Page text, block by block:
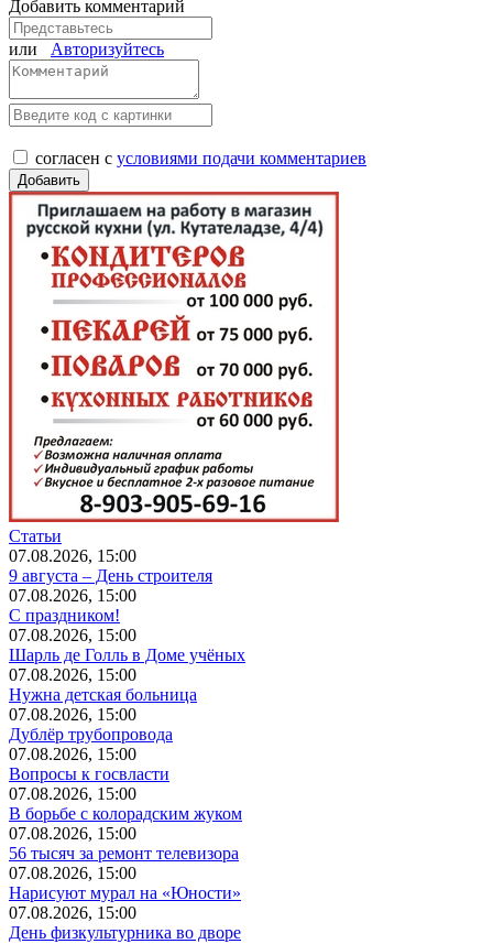
Добавить комментарий
или Авторизуйтесь
согласен с условиями подачи комментариев
Статьи
07.08.2026, 15:00
9 августа – День строителя
07.08.2026, 15:00
С праздником!
07.08.2026, 15:00
Шарль де Голль в Доме учёных
07.08.2026, 15:00
Нужна детская больница
07.08.2026, 15:00
Дублёр трубопровода
07.08.2026, 15:00
Вопросы к госвласти
07.08.2026, 15:00
В борьбе с колорадским жуком
07.08.2026, 15:00
56 тысяч за ремонт телевизора
07.08.2026, 15:00
Нарисуют мурал на «Юности»
07.08.2026, 15:00
День физкультурника во дворе